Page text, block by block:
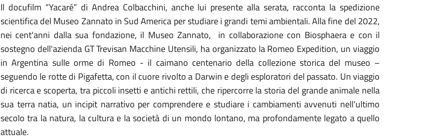
Il docufilm “Yacaré” di Andrea Colbacchini, anche lui presente alla serata, racconta la spedizione
scientifica del Museo Zannato in Sud America per studiare i grandi temi ambientali. Alla fine del 2022,
nei cent'anni dalla sua fondazione, il Museo Zannato,
in collaborazione con Biosphaera e con il
sostegno dell'azienda GT Trevisan Macchine Utensili, ha organizzato la Romeo Expedition, un viaggio
in Argentina sulle orme di Romeo - il caimano centenario della collezione storica del museo –
seguendo le rotte di Pigafetta, con il cuore rivolto a Darwin e degli esploratori del passato. Un viaggio
di ricerca e scoperta, tra piccoli insetti e antichi rettili, che ripercorre la storia del grande animale nella
sua terra natia, un incipit narrativo per comprendere e studiare i cambiamenti avvenuti nell'ultimo
secolo tra la natura, la cultura e la società di un mondo lontano, ma profondamente legato a quello
attuale.